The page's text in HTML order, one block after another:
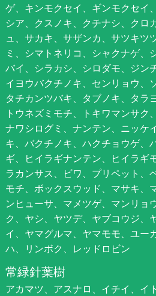
ゲ、キンモクセイ、ギンモクセイ
シア、クスノキ、クチナシ、クロ
ュ、サカキ、サザンカ、サツキツ
ミ、シマトネリコ、シャクナゲ、
バイ、シラカシ、シロダモ、ジン
イヨウバクチノキ、センリョウ、
タチカンツバキ、タブノキ、タラ
トウネズミモチ、トキワマンサク
ナワシログミ、ナンテン、ニッケ
キ、バクチノキ、ハクチョウゲ、
ギ、ヒイラギナンテン、ヒイラギ
ラカンサス、ビワ、プリペット、
モチ、ボックスウッド、マサキ、
ンヒューサ、マメツゲ、マンリョ
ク、ヤシ、ヤツデ、ヤブコウジ、
イ、ヤマグルマ、ヤマモモ、ユー
ハ、リンボク、レッドロビン
常緑針葉樹
アカマツ、アスナロ、イチイ、イ